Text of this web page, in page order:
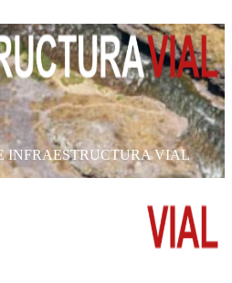
INFRAESTRUCTURA VIAL